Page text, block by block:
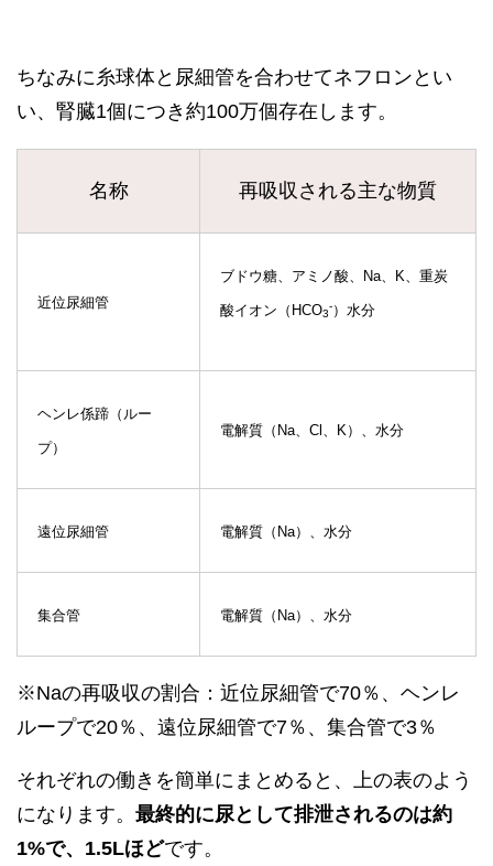
ちなみに糸球体と尿細管を合わせてネフロンとい
い、腎臓1個につき約100万個存在します。
名称 再吸収される主な物質
近位尿細管
ブドウ糖、アミノ酸、Na、K、重炭
酸イオン（HCO3
-）水分
ヘンレ係蹄（ルー
プ）
電解質（Na、Cl、K）、水分
遠位尿細管 電解質（Na）、水分
集合管 電解質（Na）、水分
※Naの再吸収の割合：近位尿細管で70％、ヘンレ
ループで20％、遠位尿細管で7％、集合管で3％
それぞれの働きを簡単にまとめると、上の表のよう
になります。 最終的に尿として排泄されるのは約
1%で、1.5Lほどです。